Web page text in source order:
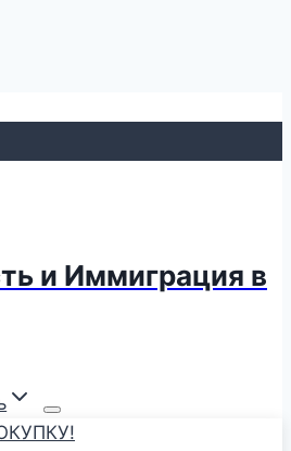
и Иммиграция в